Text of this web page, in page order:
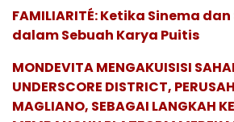
FAMILIARITÉ: Ketika Sinema
dalam Sebuah Karya Puitis
MONDEVITA MENGAKUISISI
UNDERSCORE DISTRICT,
MAGLIANO, SEBAGAI LANGKAH